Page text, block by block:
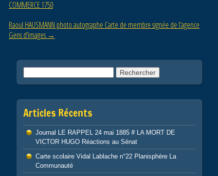
o
k
COMMERCE 1750
Raoul HAUSMANN photo autographe Carte de membre signée de l’agence
Gens d’images →
Articles Récents
Journal LE RAPPEL 24 mai 1885 # LA MORT DE
VICTOR HUGO Réactions au Sénat
Carte scolaire Vidal Lablache n°22 Planisphère La
Communauté